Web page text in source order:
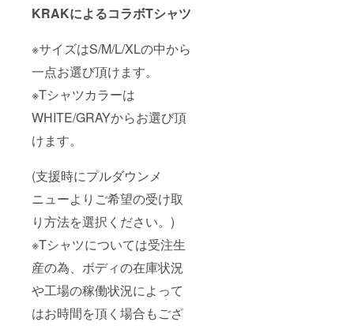
KRAKによるコラボTシャツ
※サイズはS/M/L/XLの中から
一点お選び頂けます。
※Tシャツカラーは
WHITE/GRAYからお選び頂
けます。
(支援時にプルダウンメ
ニューよりご希望の受け取
り方法を選択ください。)
※Tシャツについては受注生
産の為、ボディの在庫状況
や工場の稼働状況によって
はお時間を頂く場合もござ